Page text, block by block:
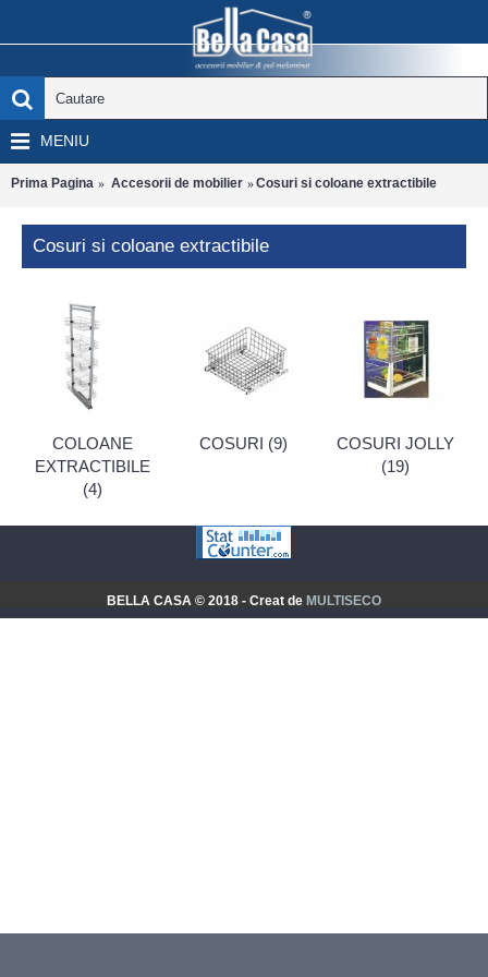
MENIU
Prima Pagina Accesorii de mobilier Cosuri si coloane extractibile
Cosuri si coloane extractibile
COLOANE
EXTRACTIBILE
(4)
COSURI (9)
COSURI JOLLY
(19)
BELLA CASA © 2018 - Creat de MULTISECO